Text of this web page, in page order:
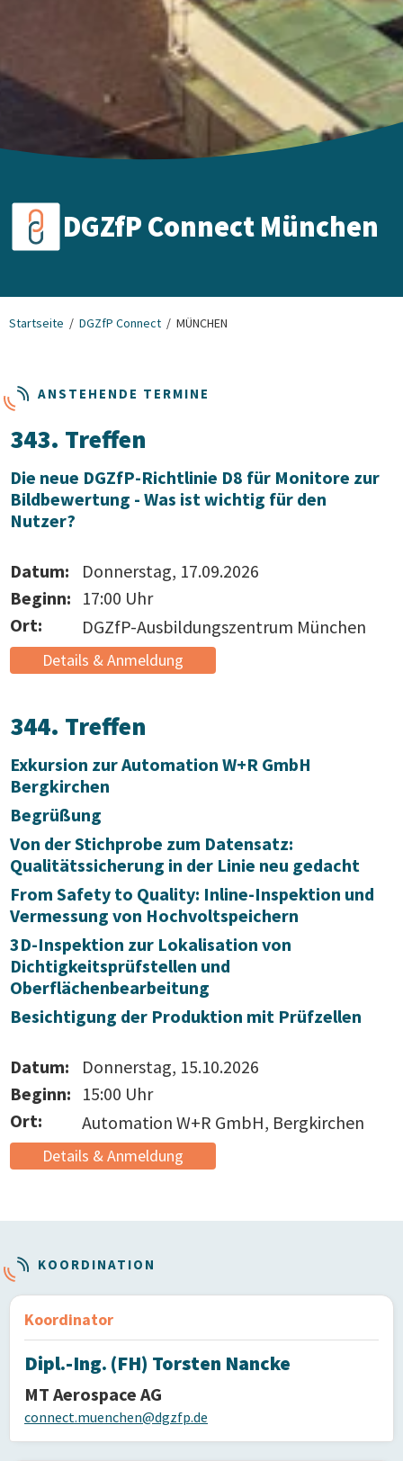
DGZfP Connect München
Startseite DGZfP Connect MÜNCHEN
ANSTEHENDE TERMINE
343. Treffen
Die neue DGZfP-Richtlinie D8 für Monitore zur
Bildbewertung - Was ist wichtig für den
Nutzer?
Datum:
Donnerstag, 17.09.2026
Beginn: 17:00 Uhr
Ort:
DGZfP-Ausbildungszentrum München
Details & Anmeldung
344. Treffen
Exkursion zur Automation W+R GmbH
Bergkirchen
Begrüßung
Von der Stichprobe zum Datensatz:
Qualitätssicherung in der Linie neu gedacht
From Safety to Quality: Inline-Inspektion und
Vermessung von Hochvoltspeichern
3D-Inspektion zur Lokalisation von
Dichtigkeitsprüfstellen und
Oberflächenbearbeitung
Besichtigung der Produktion mit Prüfzellen
Datum:
Donnerstag, 15.10.2026
Beginn: 15:00 Uhr
Ort:
Automation W+R GmbH, Bergkirchen
Details & Anmeldung
KOORDINATION
Koordinator
Dipl.-Ing. (FH) Torsten Nancke
MT Aerospace AG
connect.muenchen@dgzfp.de